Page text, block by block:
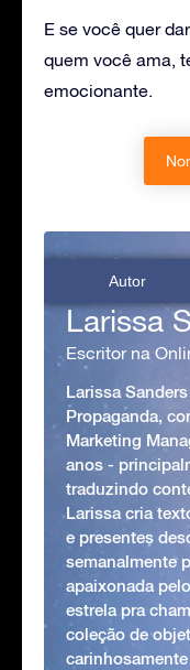
E se você quer
quem você ama,
emocionante.
Autor
Larissa
Escritor na
Larissa
Propaganda,
Marketing
anos -
traduzindo
Larissa cria
e presentes
semanalmente
apaixonada
estrela pra
coleção de